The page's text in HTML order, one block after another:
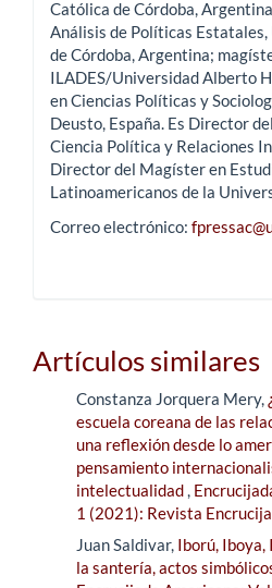
Católica de Córdoba,
Análisis de Políticas
de Córdoba, Argentina;
ILADES/Universidad Alberto
en Ciencias Políticas y
Deusto, España. Es Director
Ciencia Política y Relaciones
Director del Magíster en
Latinoamericanos de la
Correo electrónico:
Artículos similares
Constanza Jorquera Mery,
escuela coreana de las
una reflexión desde lo
pensamiento
intelectualidad,
1 (2021): Revista
Juan Saldivar, Iború, Iboya,
la santería, actos